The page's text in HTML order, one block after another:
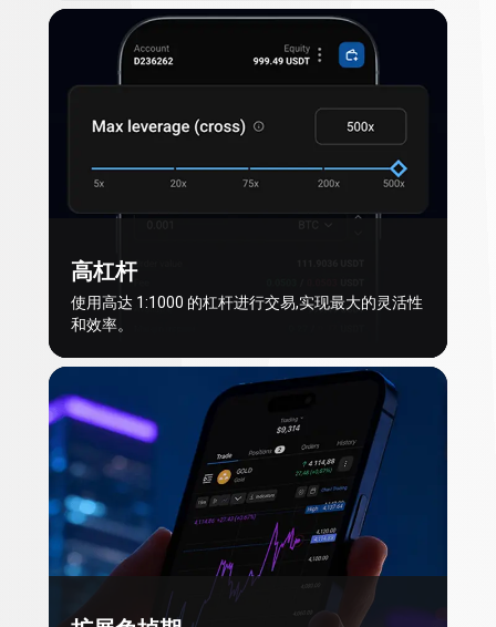
高杠杆
使用高达 1:1000 的杠杆进行交易,实现最大的灵活性
和效率。